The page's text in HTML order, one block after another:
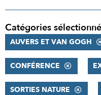
Catégories
AUVERS ET VAN GOGH
CONFÉRENCE
SORTIES NATURE